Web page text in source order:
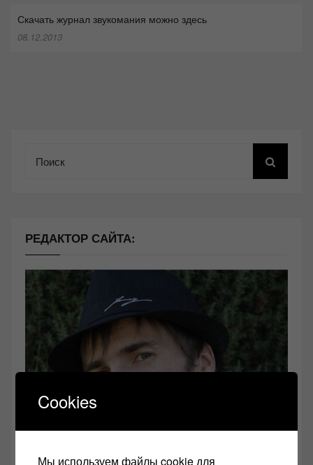
Скачать журнал звукомания можно здесь
08.12.2013
РЕДАКТОР САЙТА:
Cookies
Мы используем файлы cookie для